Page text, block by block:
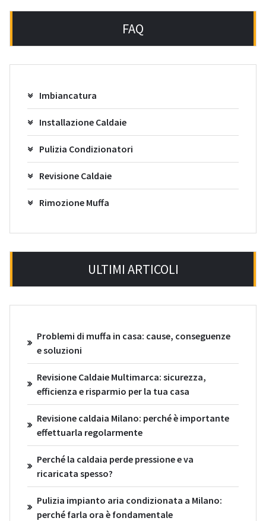
FAQ
Imbiancatura
Installazione Caldaie
Pulizia Condizionatori
Revisione Caldaie
Rimozione Muffa
ULTIMI ARTICOLI
Problemi di muffa in casa: cause, conseguenze
e soluzioni
Revisione Caldaie Multimarca: sicurezza,
efficienza e risparmio per la tua casa
Revisione caldaia Milano: perché è importante
effettuarla regolarmente
Perché la caldaia perde pressione e va
ricaricata spesso?
Pulizia impianto aria condizionata a Milano:
perché farla ora è fondamentale